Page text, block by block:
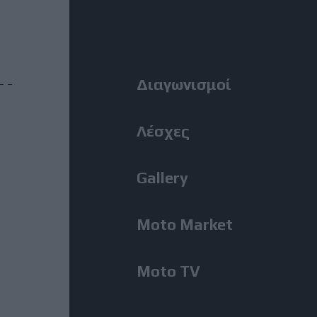
31 Ιούλιος, 2026
ακούμε, μόλις εμφανίστηκε για
Romaniacs, 2η Μέρα: Νίκη
Κουζή και αποτελέσματα ανά
άλλοι Έλληνες [Photos]
Διαγωνισμοί
Λέσχες
Gallery
Moto Market
Moto TV